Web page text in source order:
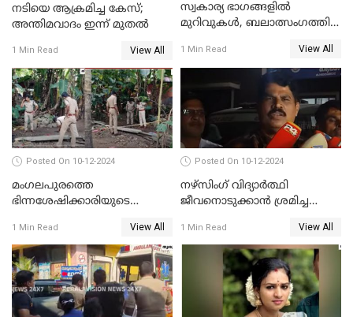
നടിയെ ആക്രമിച്ച കേസ്;
അന്തിമവാദം ഇന്ന് മുതല്‍
1 Min Read View All
സ്വകാര്യ ഭാഗങ്ങളിൽ
മുറിവുകൾ, ബലാത്സംഗത്തിന്
കൊലപാതകത്തില്‍
പോസ്റ്റ്‌മോർട്ടം റിപ്പോർട്ട്
1 Min Read View All
Posted On 10-12-2024
മംഗലപുരത്തെ
ഭിന്നശേഷിക്കാരിയുടെ
സംശയിക്കുന്നയാള്‍
കസ്റ്റഡിയില്‍
1 Min Read View All
Posted On 10-12-2024
നഴ്‌സിംഗ് വിദ്യാർത്ഥി
ജീവനൊടുക്കാന്‍ ശ്രമിച്ച
മാറ്റിയതായി മൻസൂർ
ആശുപത്രി എം.ഡി ഷംസുദ്ദീൻ
1 Min Read View All